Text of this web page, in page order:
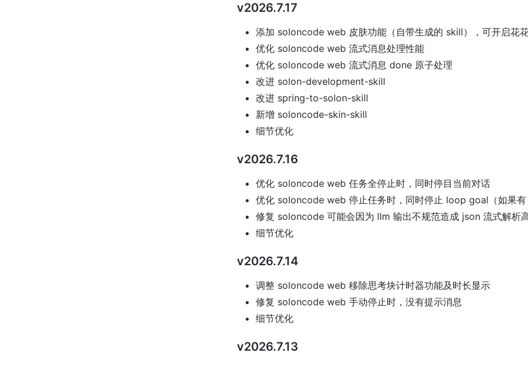
v2026.7.17
添加 soloncode web 皮肤功能（自带生成的 skill），可开启花
优化 soloncode web 流式消息处理性能
优化 soloncode web 流式消息 done 原子处理
改进 solon-development-skill
改进 spring-to-solon-skill
新增 soloncode-skin-skill
细节优化
v2026.7.16
优化 soloncode web 任务全停止时，同时停目当前对话
优化 soloncode web 停止任务时，同时停止 loop goal（如果有
修复 soloncode 可能会因为 llm 输出不规范造成 json 流式解析
细节优化
v2026.7.14
调整 soloncode web 移除思考块计时器功能及时长显示
修复 soloncode web 手动停止时，没有提示消息
细节优化
v2026.7.13